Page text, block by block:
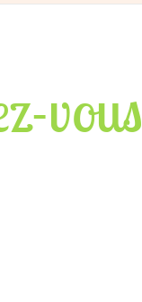
vous